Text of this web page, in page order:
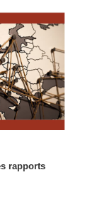
rapports